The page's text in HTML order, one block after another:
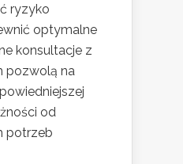
ryzyko
optymalne
konsultacje z
pozwolą na
od
potrzeb